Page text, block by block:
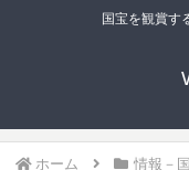
国宝を観賞す
ホーム 情報－